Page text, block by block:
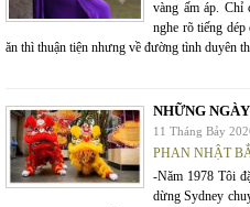
vàng ấm áp. Chỉ
nghe rõ tiếng
ăn thì thuận tiện nhưng về đường tình duyên
NHỮNG
11 Tháng Bảy
PHAN NHẬT
-Năm 1978 Tôi
dừng Sydney